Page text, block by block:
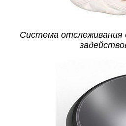
Система отслеживания